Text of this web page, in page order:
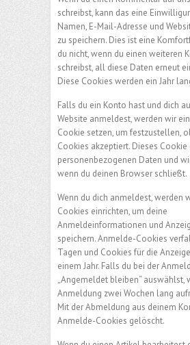
schreibst, kann das eine
Namen, E-Mail-Adresse und
zu speichern. Dies ist eine
du nicht, wenn du einen weiteren
schreibst, all diese Daten erneut
Diese Cookies werden ein Jahr
Falls du ein Konto hast und dich
Website anmeldest, werden wir
Cookie setzen, um festzustellen,
Cookies akzeptiert. Dieses
personenbezogenen Daten und
wenn du deinen Browser schließt.
Wenn du dich anmeldest, werden
Cookies einrichten, um deine
Anmeldeinformationen und
speichern. Anmelde-Cookies
Tagen und Cookies für die
einem Jahr. Falls du bei der
„Angemeldet bleiben“ auswählst,
Anmeldung zwei Wochen lang
Mit der Abmeldung aus deinem
Anmelde-Cookies gelöscht.